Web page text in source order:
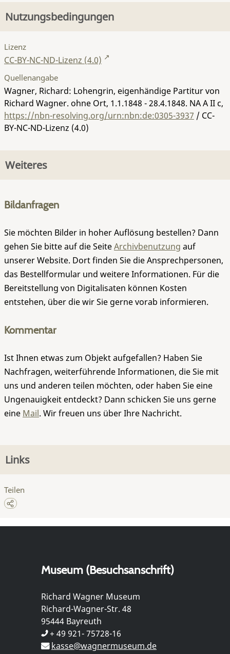
Nutzungsbedingungen
Lizenz
CC-BY-NC-ND-Lizenz (4.0)
Quellenangabe
Wagner, Richard: Lohengrin, eigenhändige Partitur von
Richard Wagner. ohne Ort, 1.1.1848 - 28.4.1848. NA A II c,
https://nbn-resolving.org/urn:nbn:de:0305-3937 / CC-
BY-NC-ND-Lizenz (4.0)
Weiteres
Bildanfragen
Sie möchten Bilder in hoher Auflösung bestellen? Dann
gehen Sie bitte auf die SeiteArchivbenutzung auf
unserer Website. Dort finden Sie die Ansprechpersonen,
das Bestellformular und weitere Informationen. Für die
Bereitstellung von Digitalisaten können Kosten
entstehen, über die wir Sie gerne vorab informieren.
Kommentar
Ist Ihnen etwas zum Objekt aufgefallen? Haben Sie
Nachfragen, weiterführende Informationen, die Sie mit
uns und anderen teilen möchten, oder haben Sie eine
Ungenauigkeit entdeckt? Dann schicken Sie uns gerne
eine Mail. Wir freuen uns über Ihre Nachricht.
Links
Teilen
Museum (Besuchsanschrift)
Richard Wagner Museum
Richard-Wagner-Str. 48
95444 Bayreuth
+ 49 921- 75728-16
kasse@wagnermuseum.de